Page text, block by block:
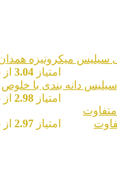
میکرونیزه همدان
امتیاز3.04از 5
دانه بندی با خلوص
امتیاز2.98از 5
امتیاز2.97از 5